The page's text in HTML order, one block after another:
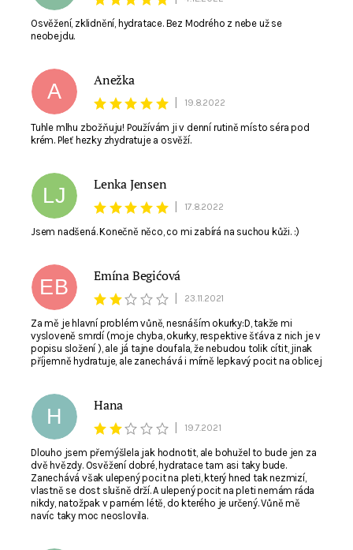
Osvěžení, zklidnění, hydratace. Bez Modrého z nebe už se
neobejdu.
A
Anežka
19.8.2022
Tuhle mlhu zbožňuju! Používám ji v denní rutině místo séra pod
krém. Pleť hezky zhydratuje a osvěží.
LJ
Lenka Jensen
17.8.2022
Jsem nadšená. Konečně něco, co mi zabírá na suchou kůži. :)
EB
Emína Begićová
23.11.2021
Za mě je hlavní problém vůně, nesnáším okurky:D, takže mi
vysloveně smrdí (moje chyba, okurky, respektive šťáva z nich je v
popisu složení ), ale já tajne doufala, že nebudou tolik cítit, jinak
příjemně hydratuje, ale zanechává i mírně lepkavý pocit na oblicej
H
Hana
19.7.2021
Dlouho jsem přemýšlela jak hodnotit, ale bohužel to bude jen za
dvě hvězdy. Osvěžení dobré, hydratace tam asi taky bude.
Zanechává však ulepený pocit na pleti, který hned tak nezmizí,
vlastně se dost slušně drží. A ulepený pocit na pleti nemám ráda
nikdy, natožpak v parném létě, do kterého je určený. Vůně mě
navíc taky moc neoslovila.